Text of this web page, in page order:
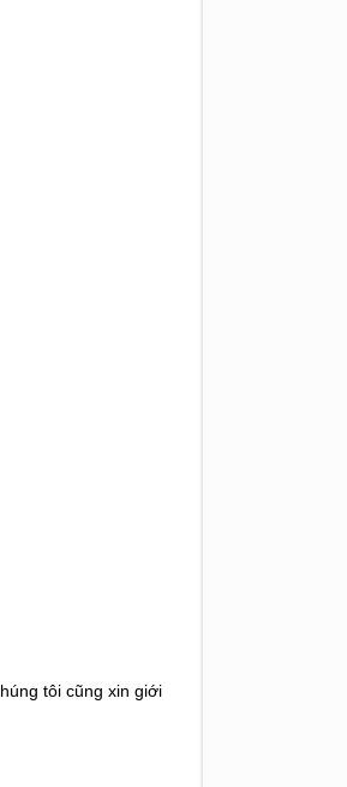
tôi cũng xin giới